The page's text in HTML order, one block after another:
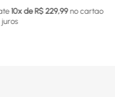
10x de R$ 229,99 no cartao